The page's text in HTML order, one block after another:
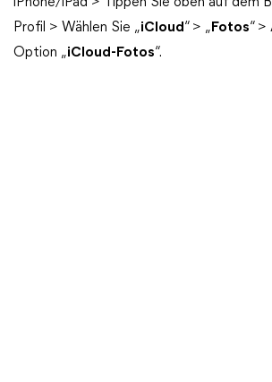
Profil > Wählen Sie „iCloud“ > „ Fotos“
Option „iCloud-Fotos“.